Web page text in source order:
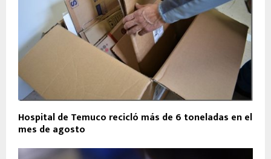
Hospital de Temuco recicló más de 6 toneladas en el
mes de agosto